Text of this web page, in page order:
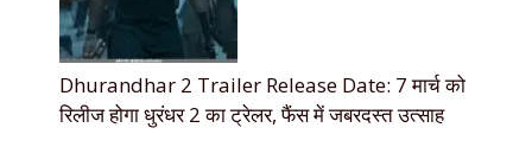
Dhurandhar 2 Trailer Release Date: 7 मार्च को
रिलीज होगा धुरंधर 2 का ट्रेलर, फैंस में जबरदस्त उत्साह